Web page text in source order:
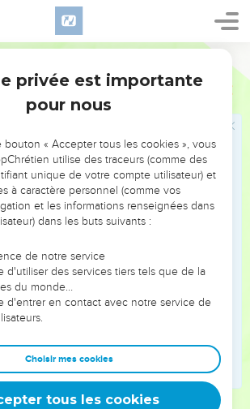
en déroute.
ses chariots, et fit qu'on les menait bien
Egyptiens dirent : fuyons de devant les
combat pour eux contre les Egyptiens.
: étends ta main sur la mer, et les
les Egyptiens, sur leurs chariots, et sur
sa main sur la mer, et la mer reprit son
le matin venait ; et les Egyptiens
la mer [qui s'était rejointe] ; et ainsi
au milieu de la mer.
toute l'armée de Pharaon, qui étaient
dans la mer, et il n'en resta pas un
servaient de mur à droite et à gauche.
en ce jour-là Israël de la main des
vit sur le bord de la mer les Egyptiens
privée est importante
pour nous
bouton « Accepter tous les cookies », vous
utilise des traceurs (comme des
unique de votre compte utilisateur) et
à caractère personnel (comme vos
et les informations renseignées dans
dans les buts suivants :
de notre service
d'utiliser des services tiers tels que de la
du monde…
d'entrer en contact avec notre service de
Choisir mes cookies
tous les cookies